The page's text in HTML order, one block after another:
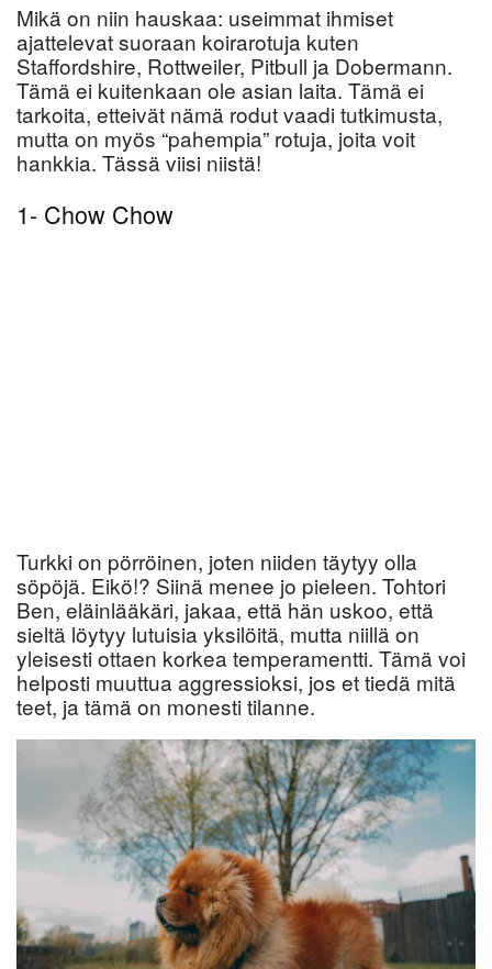
Mikä on niin hauskaa: useimmat ihmiset
ajattelevat suoraan koirarotuja kuten
Staffordshire, Rottweiler, Pitbull ja Dobermann.
Tämä ei kuitenkaan ole asian laita. Tämä ei
tarkoita, etteivät nämä rodut vaadi tutkimusta,
mutta on myös “pahempia” rotuja, joita voit
hankkia. Tässä viisi niistä!
1- Chow Chow
Turkki on pörröinen, joten niiden täytyy olla
söpöjä. Eikö!? Siinä menee jo pieleen. Tohtori
Ben, eläinlääkäri, jakaa, että hän uskoo, että
sieltä löytyy lutuisia yksilöitä, mutta niillä on
yleisesti ottaen korkea temperamentti. Tämä voi
helposti muuttua aggressioksi, jos et tiedä mitä
teet, ja tämä on monesti tilanne.